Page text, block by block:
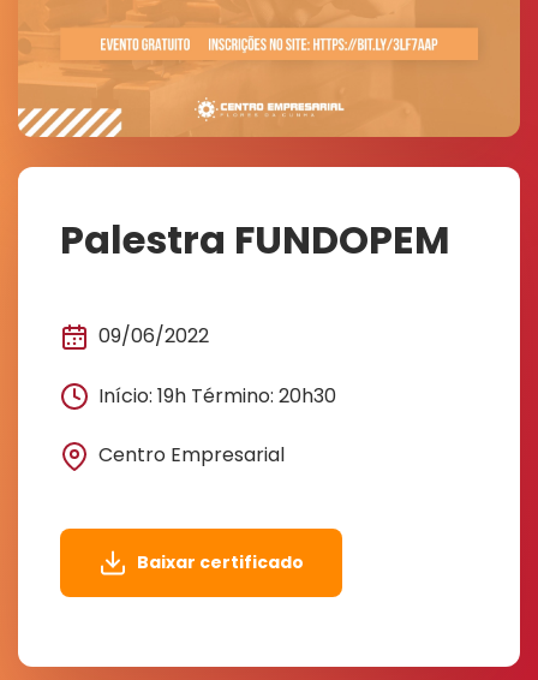
Palestra FUNDOPEM
09/06/2022
Início: 19h Término: 20h30
Centro Empresarial
Baixar certificado